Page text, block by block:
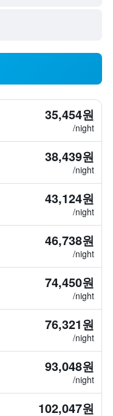
35,454원
/night
38,439원
/night
43,124원
/night
46,738원
/night
74,450원
/night
76,321원
/night
93,048원
/night
102,047원